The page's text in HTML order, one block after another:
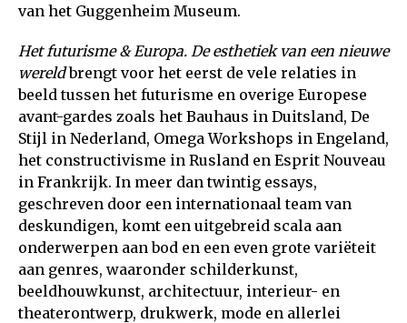
van het Guggenheim Museum.
Het futurisme & Europa. De esthetiek van een nieuwe
wereldbrengt voor het eerst de vele relaties in
beeld tussen het futurisme en overige Europese
avant-gardes zoals het Bauhaus in Duitsland, De
Stijl in Nederland, Omega Workshops in Engeland,
het constructivisme in Rusland en Esprit Nouveau
in Frankrijk. In meer dan twintig essays,
geschreven door een internationaal team van
deskundigen, komt een uitgebreid scala aan
onderwerpen aan bod en een even grote variëteit
aan genres, waaronder schilderkunst,
beeldhouwkunst, architectuur, interieur- en
theaterontwerp, drukwerk, mode en allerlei